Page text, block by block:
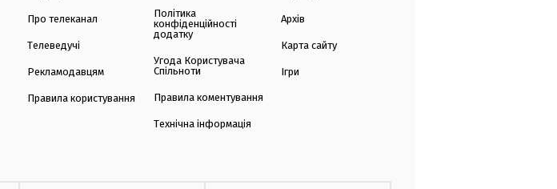
Про телеканал
Телеведучі
Рекламодавцям
Правила користування
Політика
конфіденційності
додатку
Угода Користувача
Спільноти
Правила коментування
Технічна інформація
Архів
Карта сайту
Ігри